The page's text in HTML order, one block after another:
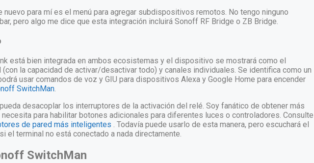
nuevo para mí es el menú para agregar subdispositivos remotos. No tengo ninguno
pero algo me dice que esta integración incluirá Sonoff RF Bridge o ZB Bridge.
está bien integrada en ambos ecosistemas y el dispositivo se mostrará como el
la capacidad de activar/desactivar todo) y canales individuales. Se identifica como un
usar comandos de voz y GIU para dispositivos Alexa y Google Home para encender
SwitchMan.
pueda desacoplar los interruptores de la activación del relé. Soy fanático de obtener más
para habilitar botones adicionales para diferentes luces o controladores. Consulte
de pared más inteligentes . Todavía puede usarlo de esta manera, pero escuchará el
el terminal no está conectado a nada directamente.
SwitchMan